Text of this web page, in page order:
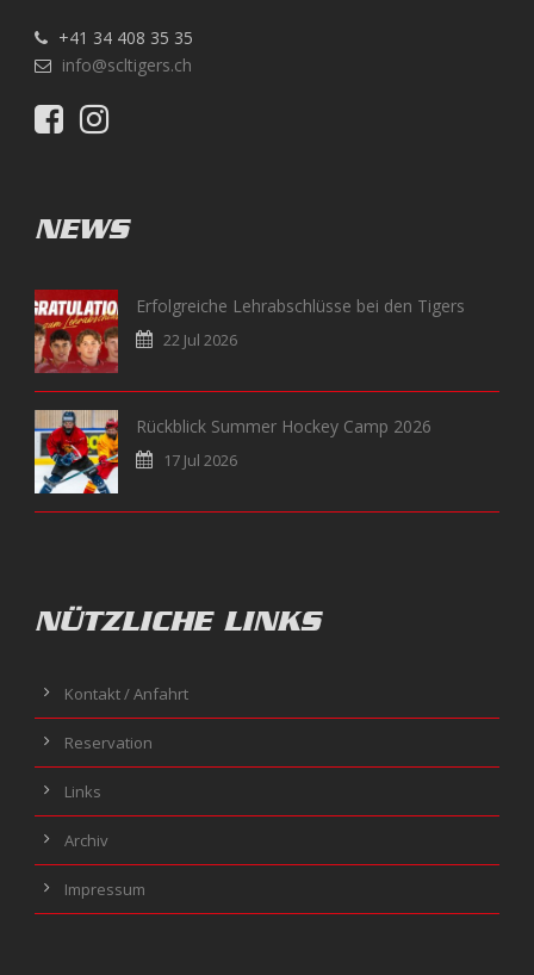
+41 34 408 35 35
info@scltigers.ch
NEWS
Erfolgreiche Lehrabschlüsse bei den Tigers
22 Jul 2026
Rückblick Summer Hockey Camp 2026
17 Jul 2026
NÜTZLICHE LINKS
Kontakt / Anfahrt
Reservation
Links
Archiv
Impressum